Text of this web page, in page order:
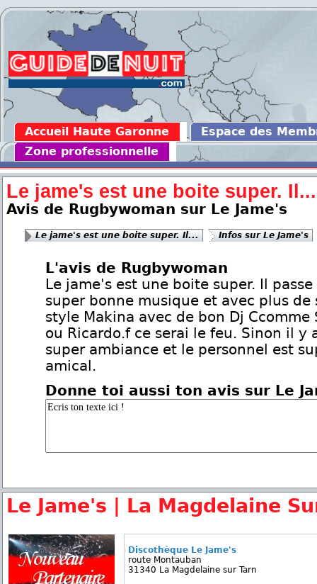
Accueil Haute Garonne
Espace des
Zone professionnelle
Le jame's est une boite super. Il...
Avis de Rugbywoman sur Le Jame's
Le jame's est une boite super. Il... Infos sur Le Jame's
L'avis de Rugbywoman
Le jame's est une boite super. Il
super bonne musique et avec plus de
style Makina avec de bon Dj Ccomme
ou Ricardo.f ce serai le feu. Sinon il y
super ambiance et le personnel est
amical.
Donne toi aussi ton avis sur Le
Le Jame's | La Magdelaine
Discothèque Le Jame's
route Montauban
31340 La Magdelaine sur Tarn